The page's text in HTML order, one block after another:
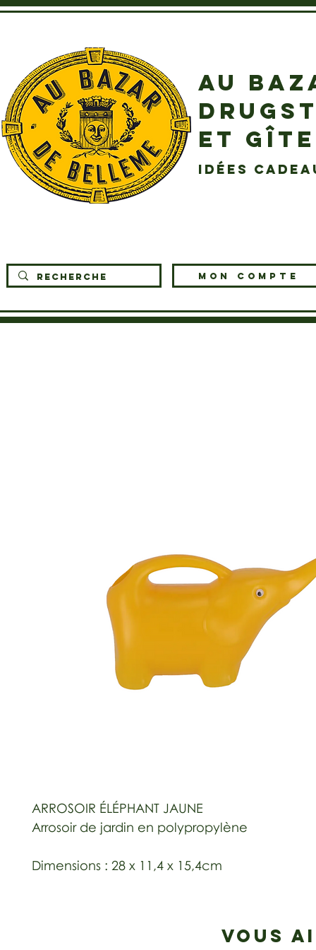
AU
ET
idées
MON COMPTE
ARROSOIR ÉLÉPHANT JAUNE
Arrosoir de jardin en polypropylène
Dimensions : 28 x 11,4 x 15,4cm
VOUS